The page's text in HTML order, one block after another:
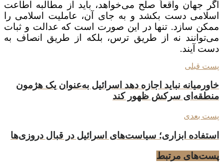
اگر جهان واقعاً صلح می‌خواهد، باید از مطالبه اطاعت
اسلامی دست بکشد و به جای آن، عاملیت اسلامی را
ممکن سازد. تنها در این صورت است که عدالت و ثبات
می‌توانند نه از طریق ترس، بلکه از طریق انصاف به
دست آیند.
پست قبلی
خاورمیانه نباید اجازه دهد اسرائیل به‌عنوان یک هژمون
منطقه‌ای سرکش ظهور کند
پست بعدی
استفاده ابزاری؛ سیاست‌های اسرائیل در قبال دروزی‌ها
پست‌های مرتبط